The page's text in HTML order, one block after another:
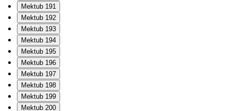
Mektub 191
Mektub 192
Mektub 193
Mektub 194
Mektub 195
Mektub 196
Mektub 197
Mektub 198
Mektub 199
Mektub 200